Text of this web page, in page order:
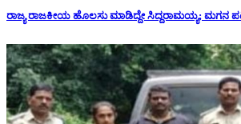
ರಾಜ್ಯ ರಾಜಕೀಯ ಹೊಲಸು ಮಾಡಿದ್ದೇ ಸಿದ್ದರಾಮಯ್ಯ; ಮಗನ